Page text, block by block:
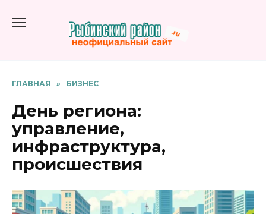
содержанию
ГЛАВНАЯ » БИЗНЕС
День региона:
управление,
инфраструктура,
происшествия